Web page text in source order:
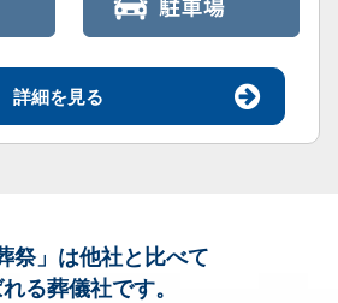
詳細を見る
祭」 は他社と比べて
る葬儀社です。